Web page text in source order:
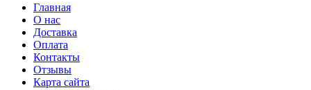
Главная
О нас
Доставка
Оплата
Контакты
Отзывы
Карта сайта